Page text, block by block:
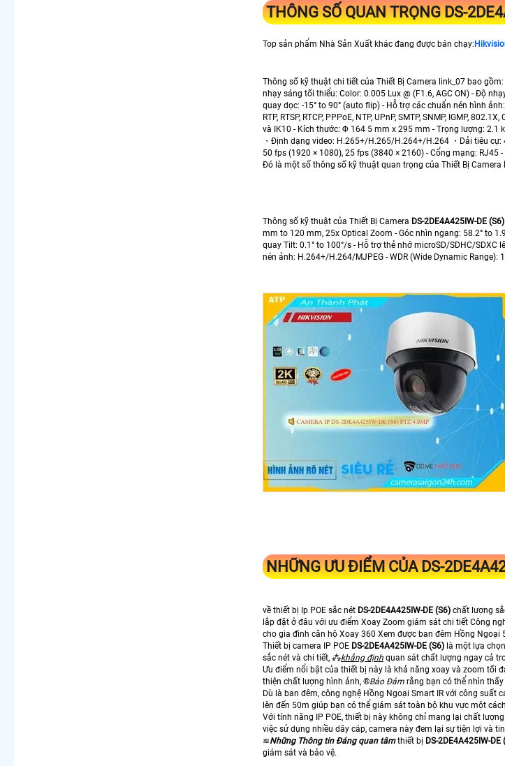
THÔNG SỐ QUAN TRỌNGDS-
Top sản phẩm Nhà Sản Xuất khác đang được bán chạy:
Thông số kỹ thuật chi tiết của Thiết Bị Camera link_07 bao
nhạy sáng tối thiểu: Color: 0.005 Lux @ (F1.6, AGC ON) - Độ
quay dọc: -15° to 90° (auto flip) - Hỗ trợ các chuẩn nén hình
RTP, RTSP, RTCP, PPPoE, NTP, UPnP, SMTP, SNMP, IGMP,
và IK10 - Kích thước: Φ 164 5 mm x 295 mm - Trọng lượng: 2.1
・Định dạng video: H.265+/H.265/H.264+/H.264 ・Dải tiêu
50 fps (1920 × 1080), 25 fps (3840 × 2160) - Cổng mạng: RJ45
Đó là một số thông số kỹ thuật quan trọng của Thiết Bị Camera
Thông số kỹ thuật của Thiết Bị Camera DS-2DE4A425IW-DE (S6)
mm to 120 mm, 25x Optical Zoom - Góc nhìn ngang: 58.2° to
quay Tilt: 0.1° to 100°/s - Hỗ trợ thẻ nhớ microSD/SDHC/SDXC
nén ảnh: H.264+/H.264/MJPEG - WDR (Wide Dynamic Range):
NHỮNG ƯU ĐIỂM CỦADS-
về thiết bị Ip POE sắc nét DS-2DE4A425IW-DE (S6) chất lượng
lắp đặt ở đâu với ưu điểm Xoay Zoom giám sát chi tiết Công
cho gia đình căn hộ Xoay 360 Xem được ban đêm Hồng
Thiết bị camera IP POE DS-2DE4A425IW-DE (S6) là một lựa
sắc nét và chi tiết, ⁂khẳng định quan sát chất lượng ngay cả
Ưu điểm nổi bật của thiết bị này là khả năng xoay và zoom tối
thiện chất lượng hình ảnh, ®️Bảo Đảm rằng bạn có thể nhìn
Dù là ban đêm, công nghệ Hồng Ngoại Smart IR với công
lên đến 50m giúp bạn có thể giám sát toàn bộ khu vực một
Với tính năng IP POE, thiết bị này không chỉ mang lại chất
việc sử dụng nhiều dây cáp, camera này đem lại sự tiện lợi và
≋Những Thông tin Đáng quan tâmthiết bị DS-2DE4A425IW-DE
giám sát và bảo vệ.